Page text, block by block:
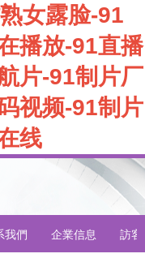
女露脸-91
播放-91直播
片-91制片厂
视频-91制片
线
我們 企業信息 訪客